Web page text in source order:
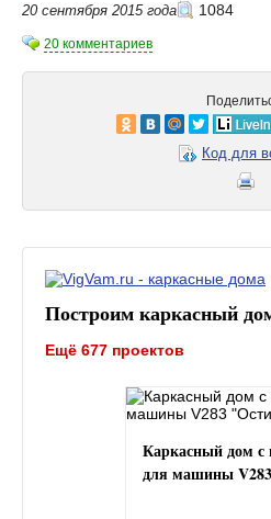
20 сентября 2015 года 1084
20 комментариев
Код для
Построим каркасный
Ещё 677 проектов
Каркасный дом с
для машины